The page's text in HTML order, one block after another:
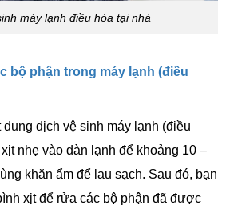
máy lạnh điều hòa tại nhà
bộ phận trong máy lạnh (điều
dung dịch vệ sinh máy lạnh (điều
nhẹ vào dàn lạnh để khoảng 10 –
khăn ẩm để lau sạch. Sau đó, bạn
xịt để rửa các bộ phận đã được